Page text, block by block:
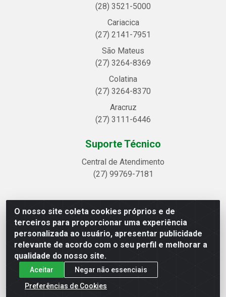
O nosso site coleta cookies próprios e de
terceiros para proporcionar uma experiência
personalizada ao usuário, apresentar publicidade
relevante de acordo com o seu perfil e melhorar a
qualidade do nosso site.
Aceitar
Negar não essenciais
Preferências de Cookies
(28) 3521-5000
Cariacica
(27) 2141-7951
São Mateus
(27) 3264-8369
Colatina
(27) 3264-8370
Aracruz
(27) 3111-6446
Suporte Técnico
Central de Atendimento
(27) 99769-7181
Linhavix Distribuidora LTDA - Avenida Alegre, 2521 -
Quadra314 Lote 05 e 07 - Shell, Linhares/ES - CEP 29.901-605
- CNPJ 20.857.514/0001-75